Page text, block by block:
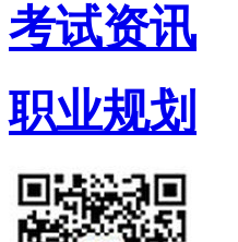
考试资讯
职业规划